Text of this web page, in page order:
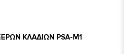
ΚΛΑΔΙΩΝ PSA-M1